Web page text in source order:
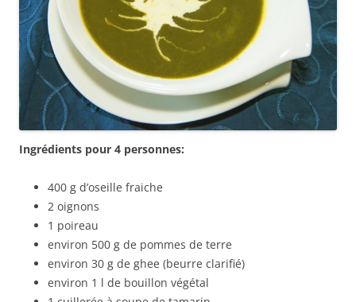
Ingrédients pour 4 personnes:
400 g d’oseille fraiche
2 oignons
1 poireau
environ 500 g de pommes de terre
environ 30 g de ghee (beurre clarifié)
environ 1 l de bouillon végétal